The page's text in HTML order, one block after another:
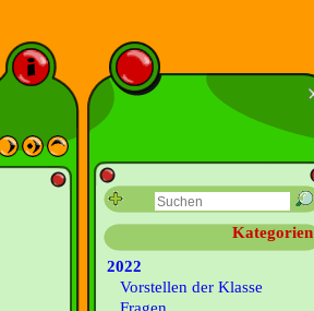
Kategorien
2022
Vorstellen der Klasse